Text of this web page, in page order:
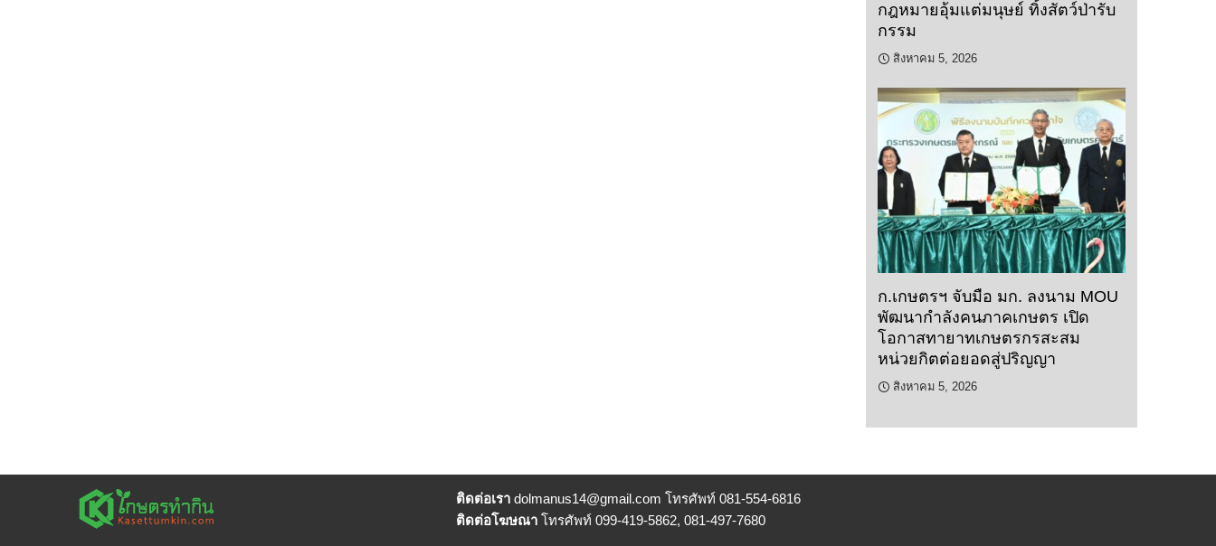
กฎหมายอุ้มแต่มนุษย์ ทิ้งสัตว์ป่ารับ
กรรม
สิงหาคม 5, 2026
ก.เกษตรฯ จับมือ มก. ลงนาม MOU
พัฒนากำลังคนภาคเกษตร เปิด
โอกาสทายาทเกษตรกรสะสม
หน่วยกิตต่อยอดสู่ปริญญา
สิงหาคม 5, 2026
ติดต่อเรา dolmanus14@gmail.com โทรศัพท์ 081-554-6816
ติดต่อโฆษณา โทรศัพท์ 099-419-5862, 081-497-7680